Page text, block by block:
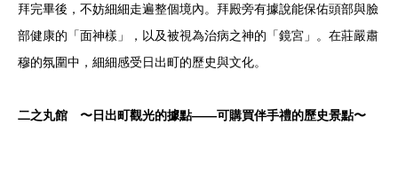
拜完畢後，不妨細細走遍整個境內。拜殿旁有據說能保佑頭部與臉
部健康的「面神樣」，以及被視為治病之神的「鏡宮」。在莊嚴肅
穆的氛圍中，細細感受日出町的歷史與文化。
二之丸館 〜日出町觀光的據點——可購買伴手禮的歷史景點〜